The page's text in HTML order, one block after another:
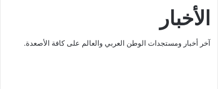
الأخبار
آخر أخبار ومستجدات الوطن العربي والعالم على كافة الأصعدة.